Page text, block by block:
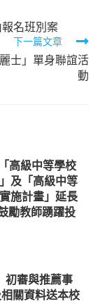
名班別案
下一篇文章
士」單身聯誼活
動
高級中等學校
及「高級中等
施計畫」延長
勵教師踴躍投
初審與推薦事
關資料送本校